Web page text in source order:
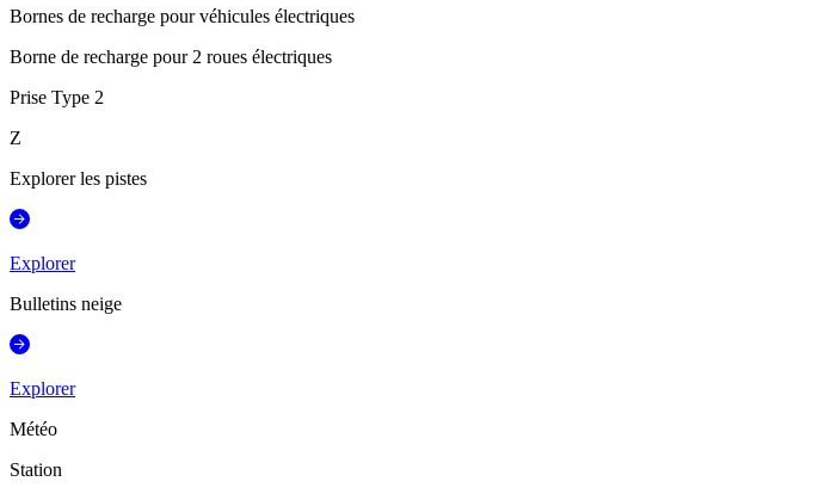
Bornes de recharge pour véhicules électriques
Borne de recharge pour 2 roues électriques
Prise Type 2
Z
Explorer les pistes
Explorer
Bulletins neige
Explorer
Météo
Station